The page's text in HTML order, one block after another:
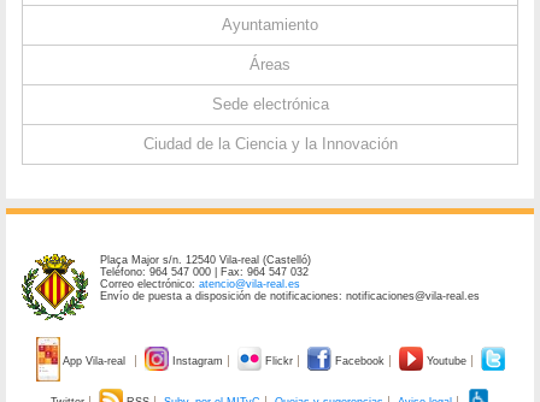
Ayuntamiento
Áreas
Sede electrónica
Ciudad de la Ciencia y la Innovación
Plaça Major s/n. 12540 Vila-real (Castelló)
Teléfono: 964 547 000 | Fax: 964 547 032
Correo electrónico:atencio@vila-real.es
Envío de puesta a disposición de notificaciones: notificaciones@vila-real.es
App Vila-real Instagram Flickr Facebook Youtube